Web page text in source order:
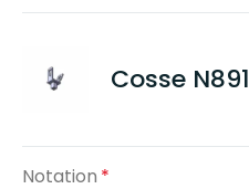
Cosse N891
Notation *